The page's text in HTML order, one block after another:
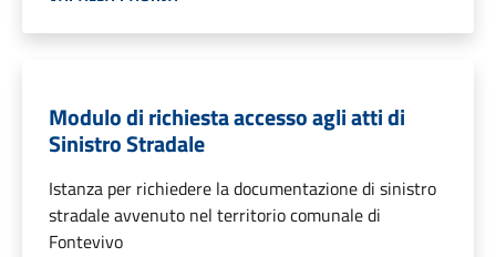
Modulo di richiesta accesso agli atti di
Sinistro Stradale
Istanza per richiedere la documentazione di sinistro
stradale avvenuto nel territorio comunale di
Fontevivo